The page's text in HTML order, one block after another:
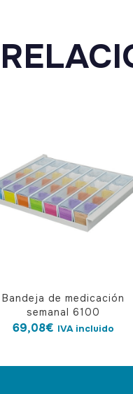
Bandeja de medicación
semanal 6100
69,08€ IVA incluido